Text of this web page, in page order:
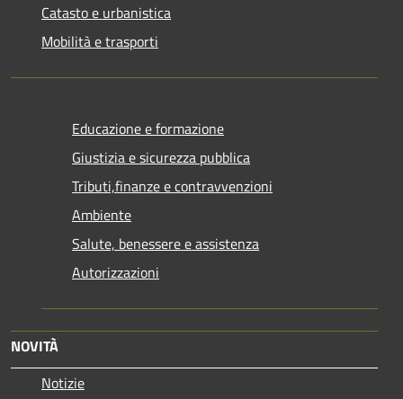
Catasto e urbanistica
Mobilità e trasporti
Educazione e formazione
Giustizia e sicurezza pubblica
Tributi,finanze e contravvenzioni
Ambiente
Salute, benessere e assistenza
Autorizzazioni
NOVITÀ
Notizie